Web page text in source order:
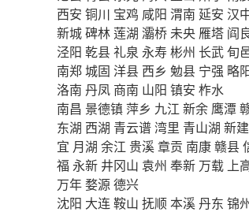
西安 铜川 宝鸡 咸阳 渭南 延安 汉
新城碑林莲湖 灞桥未央 雁塔 阎
泾阳 乾县礼泉 永寿彬州 长武旬
南郑城固 洋县 西乡 勉县 宁强 略
洛南 丹凤 商南 山阳 镇安 柞水
南昌 景德镇萍乡 九江 新余 鹰潭
东湖 西湖 青云谱湾里 青山湖 新建
宜 月湖 余江 贵溪章贡 南康赣县
福 永新 井冈山 袁州 奉新 万载 上
万年婺源德兴
沈阳 大连鞍山 抚顺本溪丹东 锦